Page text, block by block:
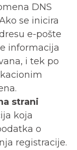
DNS
se inicira
e-pošte
informacija
i tek po
strani
koja
o
registracije.